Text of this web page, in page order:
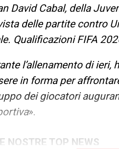
David Cabal, della
delle partite contro
Qualificazioni FIFA
l’allenamento di
in forma per
dei giocatori
».
NOSTRE TOP NEWS